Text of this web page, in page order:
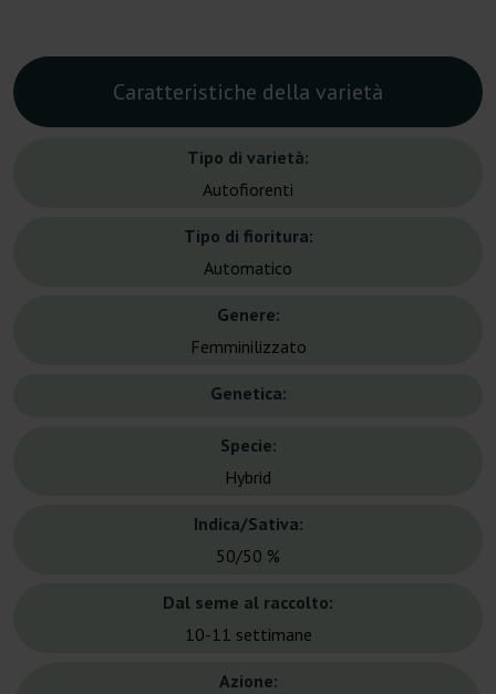
Caratteristiche della varietà
Tipo di varietà:
Autofiorenti
Tipo di fioritura:
Automatico
Genere:
Femminilizzato
Genetica:
Specie:
Hybrid
Indica/Sativa:
50/50 %
Dal seme al raccolto:
10-11 settimane
Azione: